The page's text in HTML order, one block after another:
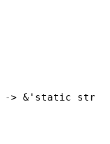
-> & ' static str